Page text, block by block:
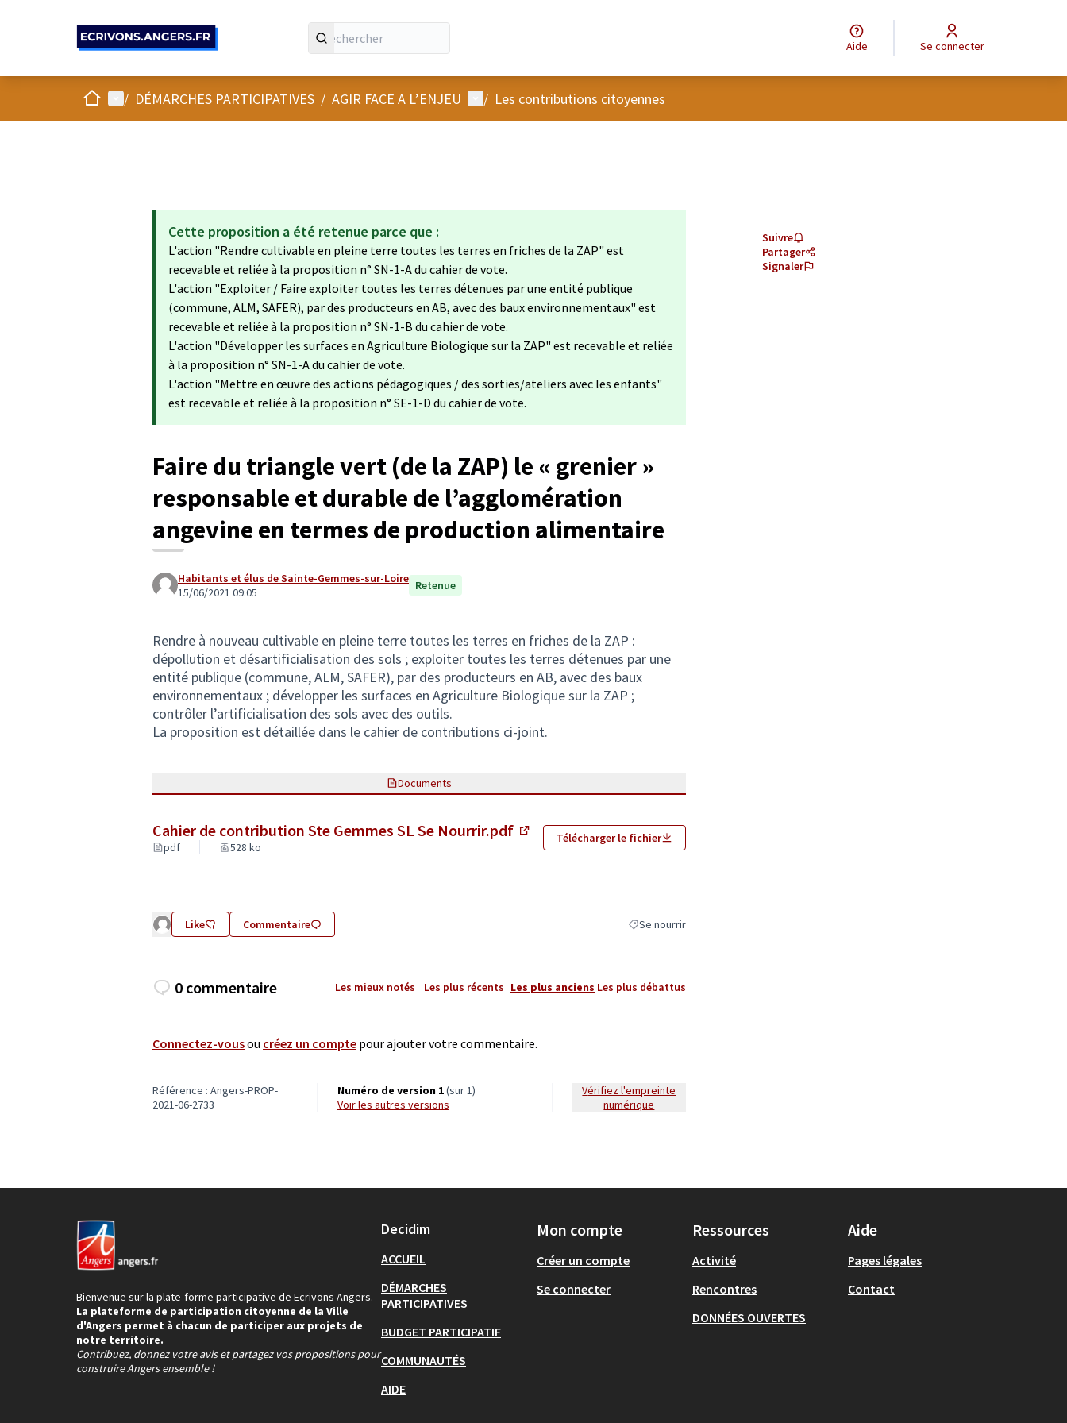
Aide Se connecter
AccueilMenu principal
/ DÉMARCHES PARTICIPATIVES / AGIR FACE A L’ENJEU Menu utilisateur
/ Les contributions citoyennes
Cette proposition a été retenue parce que :
L'action "Rendre cultivable en pleine terre toutes les terres en friches de la ZAP" est
recevable et reliée à la proposition n° SN-1-A du cahier de vote.
L'action "Exploiter / Faire exploiter toutes les terres détenues par une entité publique
(commune, ALM, SAFER), par des producteurs en AB, avec des baux environnementaux" est
recevable et reliée à la proposition n° SN-1-B du cahier de vote.
L'action "Développer les surfaces en Agriculture Biologique sur la ZAP" est recevable et reliée
à la proposition n° SN-1-A du cahier de vote.
L'action "Mettre en œuvre des actions pédagogiques / des sorties/ateliers avec les enfants"
est recevable et reliée à la proposition n° SE-1-D du cahier de vote.
Faire du triangle vert (de la ZAP) le « grenier »
responsable et durable de l’agglomération
angevine en termes de production alimentaire
Habitants et élus de Sainte-Gemmes-sur-Loire
15/06/2021 09:05
Retenue
Rendre à nouveau cultivable en pleine terre toutes les terres en friches de la ZAP :
dépollution et désartificialisation des sols ; exploiter toutes les terres détenues par une
entité publique (commune, ALM, SAFER), par des producteurs en AB, avec des baux
environnementaux ; développer les surfaces en Agriculture Biologique sur la ZAP ;
contrôler l’artificialisation des sols avec des outils.
La proposition est détaillée dans le cahier de contributions ci-joint.
Documents
Cahier de contribution Ste Gemmes SL Se Nourrir.pdf
(Lien externe)
pdf 528 ko
Télécharger le fichier
Like Commentaire Filtrer les résultats de la catégorie : Se nourrir
Se nourrir
Suivre
Partager
Signaler
0 commentaire Les mieux notés Les plus récents Les plus anciens Les plus débattus
Connectez-vousou créez un compte pour ajouter votre commentaire.
Référence : Angers-PROP-
2021-06-2733
Numéro de version 1(sur 1)
voir les autres versions
Vérifiez l'empreinte
numérique
Bienvenue sur la plate-forme participative de Ecrivons Angers.
La plateforme de participation citoyenne de la Ville
d'Angers permet à chacun de participer aux projets de
notre territoire.
Contribuez, donnez votre avis et partagez vos propositions pour
construire Angers ensemble !
Decidim
ACCUEIL
DÉMARCHES
PARTICIPATIVES
BUDGET PARTICIPATIF
COMMUNAUTÉS
AIDE
Mon compte
Créer un compte
Se connecter
Ressources
Activité
Rencontres
DONNÉES OUVERTES
Aide
Pages légales
Contact